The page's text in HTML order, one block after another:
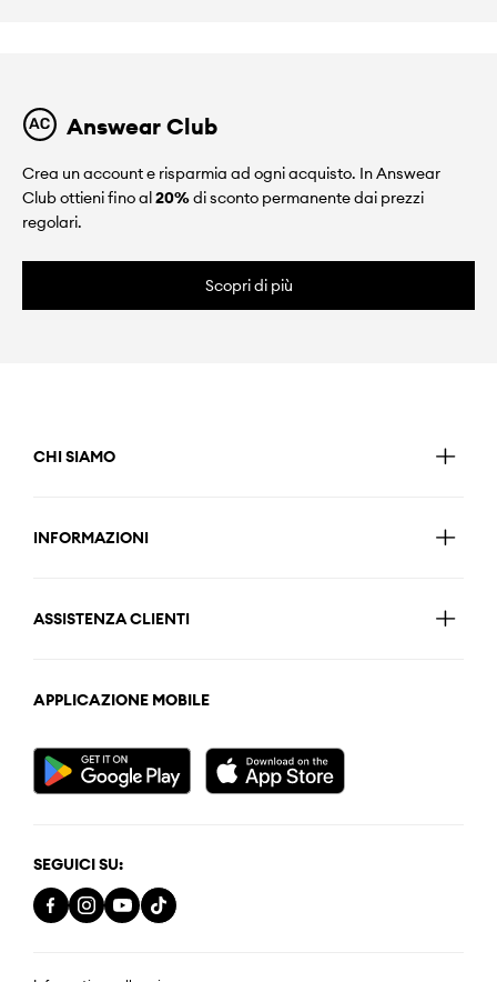
Answear Club
Crea un account e risparmia ad ogni acquisto. In Answear
Club ottieni fino al20%di sconto permanente dai prezzi
regolari.
Scopri di più
CHI SIAMO
INFORMAZIONI
ASSISTENZA CLIENTI
APPLICAZIONE MOBILE
SEGUICI SU: